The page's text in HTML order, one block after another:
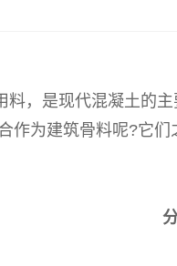
，是现代混凝土的
作为建筑骨料呢?它们